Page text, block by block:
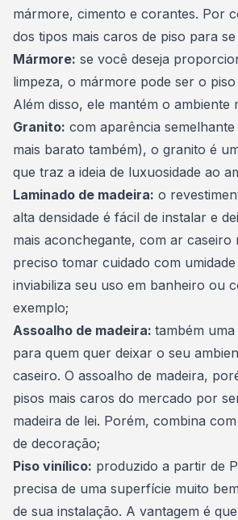
mármore, cimento e corantes. Por
dos tipos mais caros de piso para
Mármore: se você deseja
limpeza, o mármore pode ser o
Além disso, ele mantém o ambiente
Granito: com aparência
mais barato também), o granito é
que traz a ideia de luxuosidade ao
Laminado de madeira: o
alta densidade é fácil de instalar e
mais aconchegante, com ar caseiro
preciso tomar cuidado com umidade
inviabiliza seu uso em banheiro ou
exemplo;
Assoalho de madeira: também
para quem quer deixar o seu
caseiro. O assoalho de madeira,
pisos mais caros do mercado por
madeira de lei. Porém, combina
de decoração;
Piso vinílico: produzido a partir de
precisa de uma superfície muito
de sua instalação. A vantagem é